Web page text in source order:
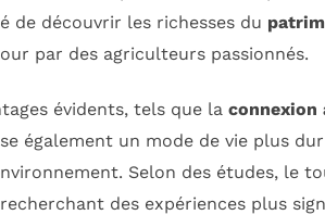
de découvrir les richesses du
par des agriculteurs passionnés.
évidents, tels que la connexion
également un mode de vie plus
Selon des études, le
des expériences plus